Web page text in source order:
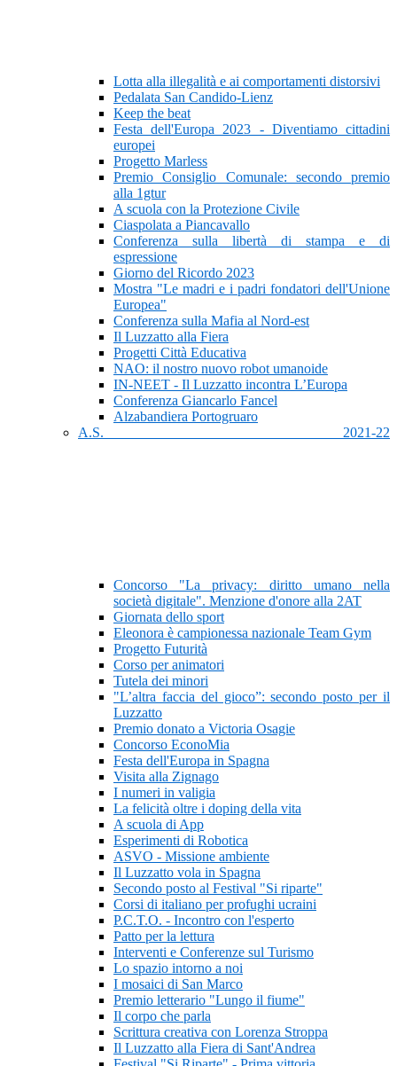
Lotta alla illegalità e ai comportamenti distorsivi
Pedalata San Candido-Lienz
Keep the beat
Festa dell'Europa 2023 - Diventiamo cittadini
europei
Progetto Marless
Premio Consiglio Comunale: secondo premio
alla 1gtur
A scuola con la Protezione Civile
Ciaspolata a Piancavallo
Conferenza sulla libertà di stampa e di
espressione
Giorno del Ricordo 2023
Mostra "Le madri e i padri fondatori dell'Unione
Europea"
Conferenza sulla Mafia al Nord-est
Il Luzzatto alla Fiera
Progetti Città Educativa
NAO: il nostro nuovo robot umanoide
IN-NEET - Il Luzzatto incontra L’Europa
Conferenza Giancarlo Fancel
Alzabandiera Portogruaro
A.S. 2021-22
Concorso "La privacy: diritto umano nella
società digitale". Menzione d'onore alla 2AT
Giornata dello sport
Eleonora è campionessa nazionale Team Gym
Progetto Futurità
Corso per animatori
Tutela dei minori
"L’altra faccia del gioco”: secondo posto per il
Luzzatto
Premio donato a Victoria Osagie
Concorso EconoMia
Festa dell'Europa in Spagna
Visita alla Zignago
I numeri in valigia
La felicità oltre i doping della vita
A scuola di App
Esperimenti di Robotica
ASVO - Missione ambiente
Il Luzzatto vola in Spagna
Secondo posto al Festival "Si riparte"
Corsi di italiano per profughi ucraini
P.C.T.O. - Incontro con l'esperto
Patto per la lettura
Interventi e Conferenze sul Turismo
Lo spazio intorno a noi
I mosaici di San Marco
Premio letterario "Lungo il fiume"
Il corpo che parla
Scrittura creativa con Lorenza Stroppa
Il Luzzatto alla Fiera di Sant'Andrea